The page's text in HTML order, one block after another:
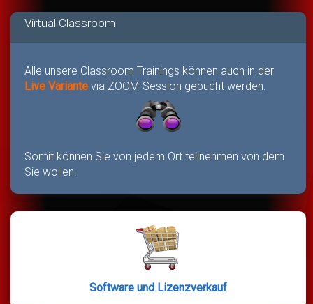
Virtual Classroom
Alle unsere Classroom Trainings können auch in der
Live Variante via ZOOM-Session gebucht werden.
Somit können Sie von jedem Ort teilnehmen von dem
Sie wollen.
Software und Lizenzverkauf